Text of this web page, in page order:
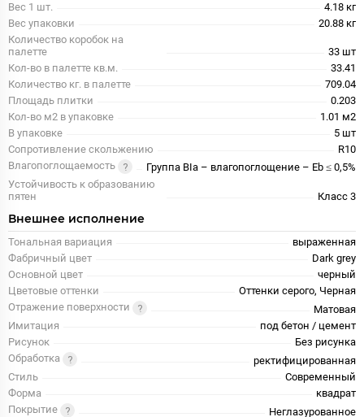
Вес 1 шт.
4.18 кг
Вес упаковки
20.88 кг
Количество коробок на
палетте
33 шт
Кол-во в палетте кв.м.
33.41
Количество кг. в палетте
709.04
Площадь плитки
0.203
Кол-во м2 в упаковке
1.01 м2
В упаковке
5 шт
Сопротивление скольжению
R10
Влагопоглощаемость
Группа BIa – влагопоглощение – Eb ≤ 0,5%
Устойчивость к образованию
пятен
Класс 3
Внешнее исполнение
Тональная вариация
выраженная
Фабричный цвет
Dark grey
Основной цвет
черный
Цветовые оттенки
Оттенки серого, Черная
Отражение поверхности
Матовая
Имитация
под бетон / цемент
Рисунок
Без рисунка
Обработка
ректифицированная
Стиль
Современный
Форма
квадрат
Покрытие
Неглазурованное